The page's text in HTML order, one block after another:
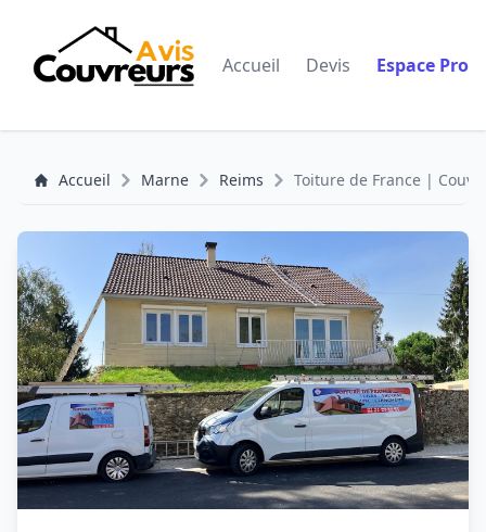
Accueil Devis Espace Pro
Accueil Marne Reims Toiture de France |